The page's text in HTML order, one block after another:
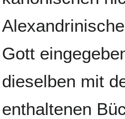
Gott
dieselben mit
enthaltenen